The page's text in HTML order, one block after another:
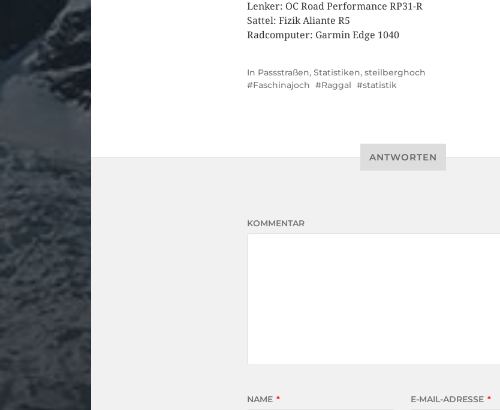
Lenker: OC Road Performance RP31-R
Sattel: Fizik Aliante R5
Radcomputer: Garmin Edge 1040
In Passstraßen, Statistiken, steilberghoch
Faschinajoch
Raggal statistik
ANTWORTEN
KOMMENTAR
NAME * E-MAIL-ADRESSE *